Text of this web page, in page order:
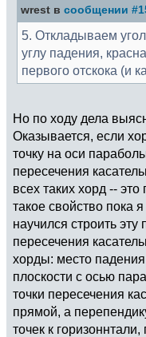
wrest в сообщении
5. Откладываем
углу падения,
первого отскока (и
Но по ходу дела
Оказывается, если
точку на оси
пересечения
всех таких хорд --
такое свойство пока
научился строить
пересечения
хорды: место
плоскости с осью
точки пересечения
прямой, а
точек к